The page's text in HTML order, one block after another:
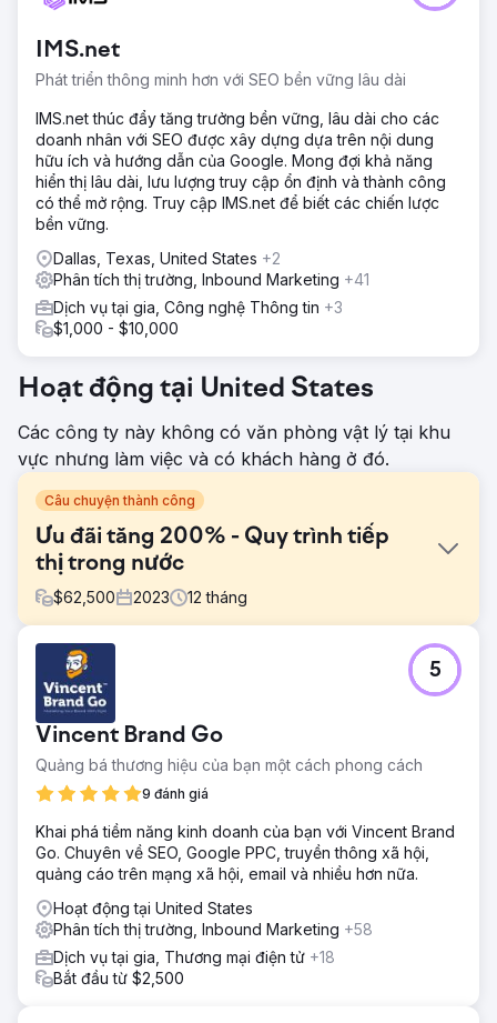
IMS.net
Phát triển thông minh hơn với SEO bền vững lâu dài
IMS.net thúc đẩy tăng trưởng bền vững, lâu dài cho các
doanh nhân với SEO được xây dựng dựa trên nội dung
hữu ích và hướng dẫn của Google. Mong đợi khả năng
hiển thị lâu dài, lưu lượng truy cập ổn định và thành công
có thể mở rộng. Truy cập IMS.net để biết các chiến lược
bền vững.
Dallas, Texas, United States +2
Phân tích thị trường, Inbound Marketing +41
Dịch vụ tại gia, Công nghệ Thông tin +3
$1,000 - $10,000
Hoạt động tại United States
Các công ty này không có văn phòng vật lý tại khu
vực nhưng làm việc và có khách hàng ở đó.
Câu chuyện thành công
Ưu đãi tăng 200% - Quy trình tiếp
thị trong nước
$62,500 2023 12 tháng
Thử thách
Nhà cung cấp công nghệ đã tìm cách Cải thiện dấu ấn
toàn cầu và đột phá để có được nhóm khách hàng tiềm
năng mới bằng cách tạo ra một chiến lược tiếp thị nội địa
vững chắc, thiết lập chiến lược phát triển nội dung và SEO
cũng như triển khai thiết kế theo định hướng tăng trưởng.
Thị trường công nghệ tiếp thị rất đông đúc với ngân sách
hạn chế.
Giải pháp
Nhóm phát triển và các nhà chiến lược của chúng tôi đã
bắt đầu bằng việc lập bản đồ một trang web mới và thiết
lập các thành phần nền tảng cho chiến lược tiếp thị trong
nước: tính cách, ghi điểm khách hàng tiềm năng, chiến
dịch email, SEO, viết blog và nội dung cao cấp. Chúng tôi
thiết lập tất cả những thứ này cùng với các trình kích hoạt
tự động hóa tiếp thị bên trong HubSpot.
Vincent Brand Go
Quảng bá thương hiệu của bạn một cách phong cách
9 đánh giá
5
Khai phá tiềm năng kinh doanh của bạn với Vincent Brand
Go. Chuyên về SEO, Google PPC, truyền thông xã hội,
quảng cáo trên mạng xã hội, email và nhiều hơn nữa.
Hoạt động tại United States
Phân tích thị trường, Inbound Marketing +58
Dịch vụ tại gia, Thương mại điện tử +18
Bắt đầu từ $2,500